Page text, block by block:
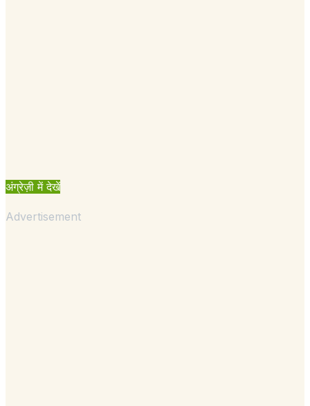
अंग्रेज़ी में देखें
Advertisement